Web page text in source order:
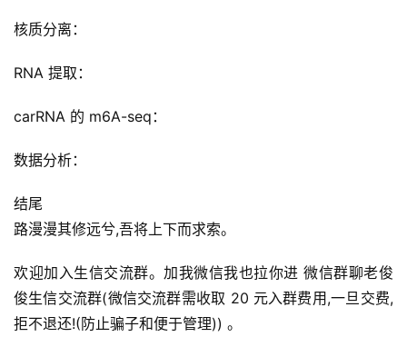
记
验
程
软
件
用
服
登录 注册
核质分离：
RNA 提取：
carRNA 的 m6A-seq：
数据分析：
结尾
路漫漫其修远兮,吾将上下而求索。
欢迎加入生信交流群。加我微信我也拉你进 微信群聊老俊
俊生信交流群(微信交流群需收取 20 元入群费用,一旦交费,
拒不退还!(防止骗子和便于管理)) 。